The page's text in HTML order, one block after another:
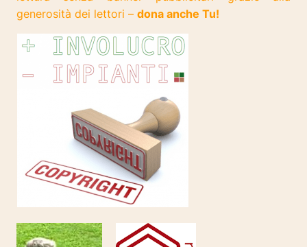
generosità dei lettori – dona anche Tu!